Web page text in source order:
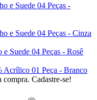
e Suede 04 Peças -
e Suede 04 Peças - Cinza
Suede 04 Peças - Rosê
Acrílico 01 Peça - Branco
compra. Cadastre-se!